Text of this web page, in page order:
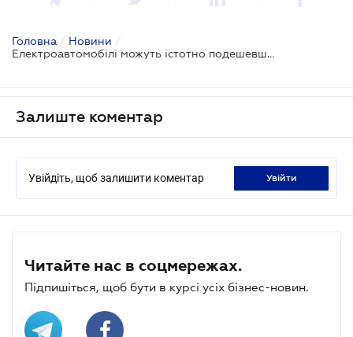
Головна / Новини /
Електроавтомобілі можуть істотно подешевшати в Україні
Залиште коментар
Увійдіть, щоб залишити коментар увійти
Читайте нас в соцмережах.
Підпишіться, щоб бути в курсі усіх бізнес-новин.